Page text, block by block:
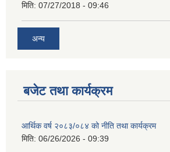
मिति: 07/27/2018 - 09:46
अन्य
बजेट तथा कार्यक्रम
आर्थिक वर्ष २०८३/०८४ को नीति तथा कार्यक्रम
मिति: 06/26/2026 - 09:39